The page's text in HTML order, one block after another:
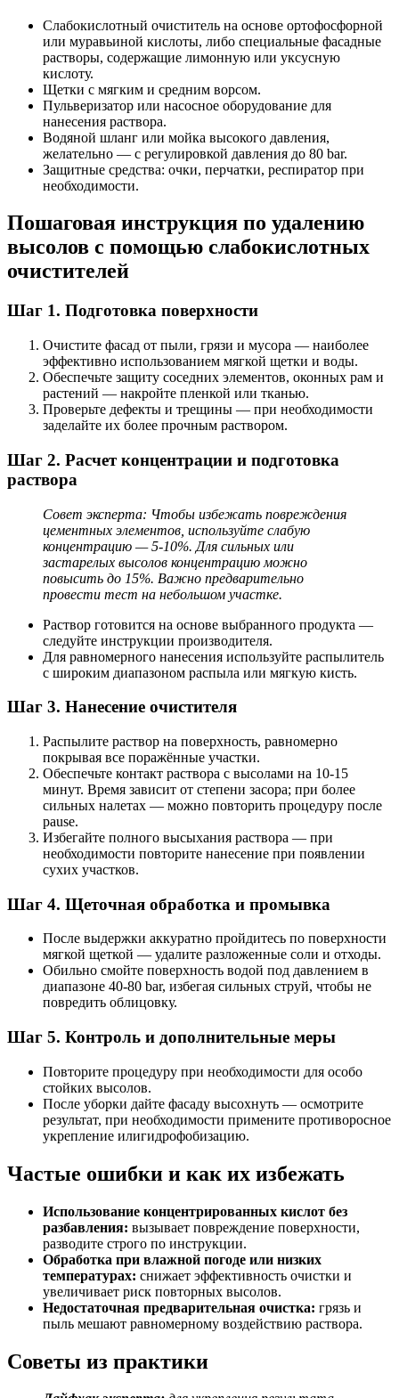
Слабокислотный очиститель на основе ортофосфорной
или муравьиной кислоты, либо специальные фасадные
растворы, содержащие лимонную или уксусную
кислоту.
Щетки с мягким и средним ворсом.
Пульверизатор или насосное оборудование для
нанесения раствора.
Водяной шланг или мойка высокого давления,
желательно — с регулировкой давления до 80 bar.
Защитные средства: очки, перчатки, респиратор при
необходимости.
Пошаговая инструкция по удалению
высолов с помощью слабокислотных
очистителей
Шаг 1. Подготовка поверхности
Очистите фасад от пыли, грязи и мусора — наиболее
эффективно использованием мягкой щетки и воды.
Обеспечьте защиту соседних элементов, оконных рам и
растений — накройте пленкой или тканью.
Проверьте дефекты и трещины — при необходимости
заделайте их более прочным раствором.
Шаг 2. Расчет концентрации и подготовка
раствора
Совет эксперта: Чтобы избежать повреждения
цементных элементов, используйте слабую
концентрацию — 5-10%. Для сильных или
застарелых высолов концентрацию можно
повысить до 15%. Важно предварительно
провести тест на небольшом участке.
Раствор готовится на основе выбранного продукта —
следуйте инструкции производителя.
Для равномерного нанесения используйте распылитель
с широким диапазоном распыла или мягкую кисть.
Шаг 3. Нанесение очистителя
Распылите раствор на поверхность, равномерно
покрывая все поражённые участки.
Обеспечьте контакт раствора с высолами на 10-15
минут. Время зависит от степени засора; при более
сильных налетах — можно повторить процедуру после
pause.
Избегайте полного высыхания раствора — при
необходимости повторите нанесение при появлении
сухих участков.
Шаг 4. Щеточная обработка и промывка
После выдержки аккуратно пройдитесь по поверхности
мягкой щеткой — удалите разложенные соли и отходы.
Обильно смойте поверхность водой под давлением в
диапазоне 40-80 bar, избегая сильных струй, чтобы не
повредить облицовку.
Шаг 5. Контроль и дополнительные меры
Повторите процедуру при необходимости для особо
стойких высолов.
После уборки дайте фасаду высохнуть — осмотрите
результат, при необходимости примените противоросное
укрепление илигидрофобизацию.
Частые ошибки и как их избежать
Использование концентрированных кислот без
разбавления: вызывает повреждение поверхности,
разводите строго по инструкции.
Обработка при влажной погоде или низких
температурах: снижает эффективность очистки и
увеличивает риск повторных высолов.
Недостаточная предварительная очистка: грязь и
пыль мешают равномерному воздействию раствора.
Советы из практики